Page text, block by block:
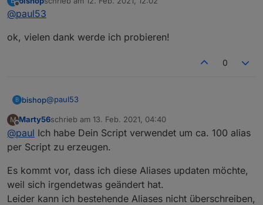
Nur nacheinander einzeln.
immer alles abändern wenn ich ein neuen Alias
Funktionsaufrufe eingegeben werden, ist also nicht
Reihenfolge beachtet werden muss.
Offline zuletzt editiert von
@paul53
ok, vielen dank werde ich probieren!
0
B bishop@paul53
ok, vielen dank werde ich probieren!
M
Offline
Marty56schrieb am 13. Feb. 2021, 04:40
zuletzt editiert von
@paul Ich habe Dein Script verwendet um ca. 100 alias
per Script zu erzeugen.
Es kommt vor, dass ich diese Aliases updaten möchte,
weil sich irgendetwas geändert hat.
Leider kann ich bestehende Aliases nicht überschreiben,